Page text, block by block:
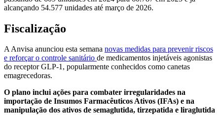
alcançando 54.577 unidades até março de 2026.
Fiscalização
A Anvisa anunciou esta semana novas medidas para prevenir riscos
e reforçar o controle sanitário de medicamentos injetáveis agonistas
do receptor GLP‑1, popularmente conhecidos como canetas
emagrecedoras.
O plano inclui ações para combater irregularidades na
importação de Insumos Farmacêuticos Ativos (IFAs) e na
manipulação dos ativos de semaglutida, tirzepatida e liraglutida